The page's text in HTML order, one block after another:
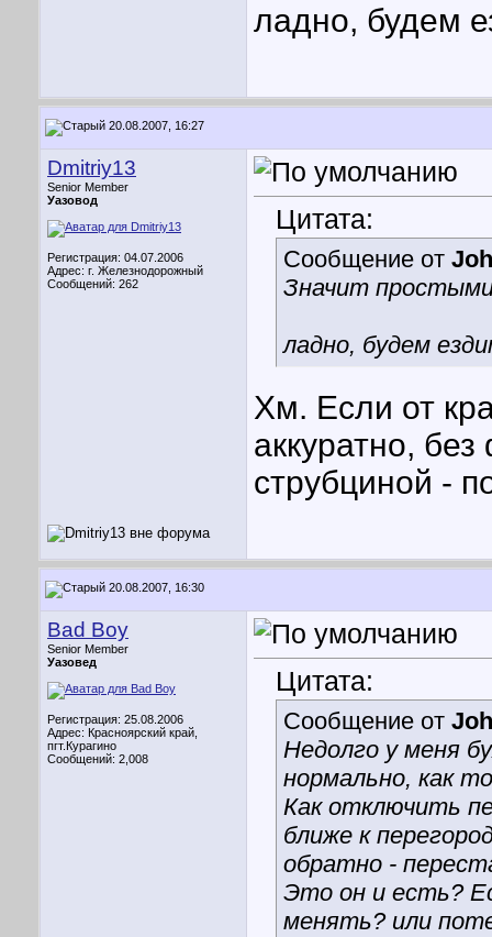
ладно, будем
20.08.2007, 16:27
Dmitriy13
Senior Member
Уазовод
Регистрация: 04.07.2006
Адрес: г. Железнодорожный
Сообщений: 262
Цитата:
Сообщение от
Значит
ладно, будем
Хм. Если от
аккуратно,
струбциной -
20.08.2007, 16:30
Bad Boy
Senior Member
Уазовед
Регистрация: 25.08.2006
Адрес: Красноярский край,
пгт.Курагино
Сообщений: 2,008
Цитата:
Сообщение от
Недолго у меня
нормально, как
Как отключить
ближе к
обратно -
Это он и есть?
менять? или